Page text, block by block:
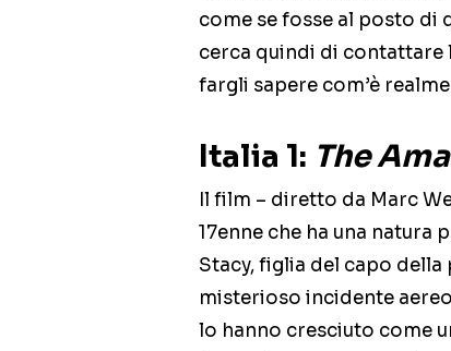
come se fosse al posto di
cerca quindi di contattare
fargli sapere com’è
Italia 1: The
Il film – diretto da Marc
17enne che ha una natura
Stacy, figlia del capo
misterioso incidente
lo hanno cresciuto come